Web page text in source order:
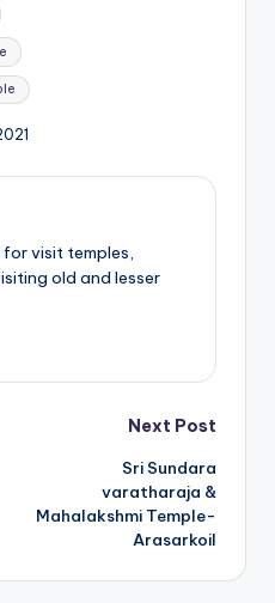
visit temples,
old and lesser
Next Post
Sri Sundara
varatharaja &
Mahalakshmi Temple-
Arasarkoil